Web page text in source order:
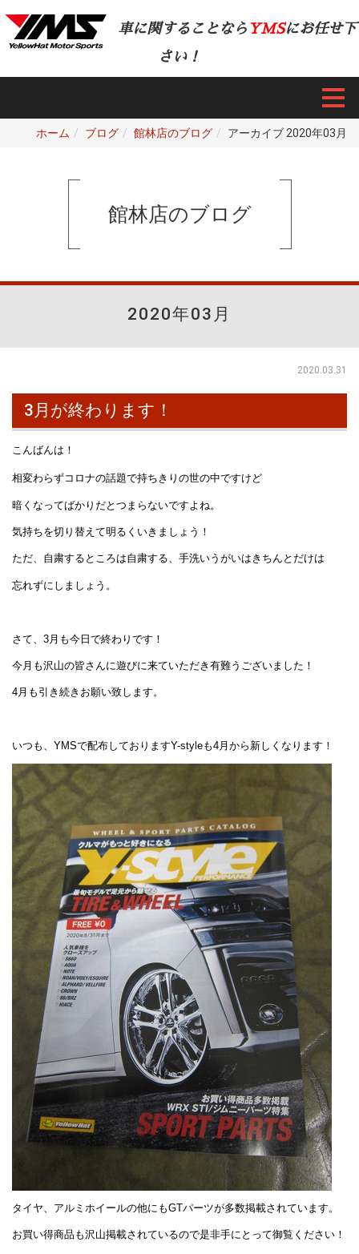
車に関することなら YMSにお任せ下
さい！
ホーム ブログ 館林店のブログ アーカイブ 2020年03月
館林店のブログ
2020年03月
2020.03.31
3月が終わります！
こんばんは！
相変わらずコロナの話題で持ちきりの世の中ですけど
暗くなってばかりだとつまらないですよね。
気持ちを切り替えて明るくいきましょう！
ただ、自粛するところは自粛する、手洗いうがいはきちんとだけは
忘れずにしましょう。
さて、3月も今日で終わりです！
今月も沢山の皆さんに遊びに来ていただき有難うございました！
4月も引き続きお願い致します。
いつも、YMSで配布しておりますY-styleも4月から新しくなります！
タイヤ、アルミホイールの他にもGTパーツが多数掲載されています。
お買い得商品も沢山掲載されているので是非手にとって御覧ください！